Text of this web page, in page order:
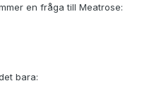
en fråga till Meatrose:
bara: